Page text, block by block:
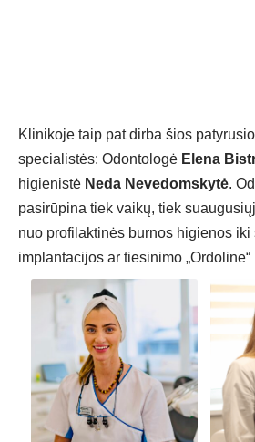
Klinikoje taip pat dirba šios
specialistės: Odontologė Elena
higienistė Neda Nevedomskytė.
pasirūpina tiek vaikų, tiek
nuo profilaktinės burnos higienos iki
implantacijos ar tiesinimo